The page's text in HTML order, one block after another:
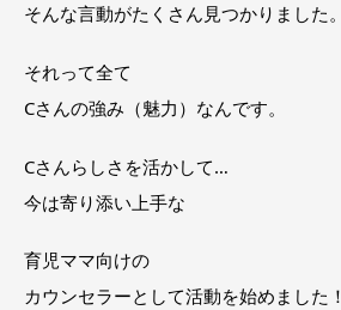
そんな言動がたくさん見つかりました。
それって全て
Cさんの強み（魅力）なんです。
Cさんらしさを活かして…
今は寄り添い上手な
育児ママ向けの
カウンセラーとして活動を始めました！